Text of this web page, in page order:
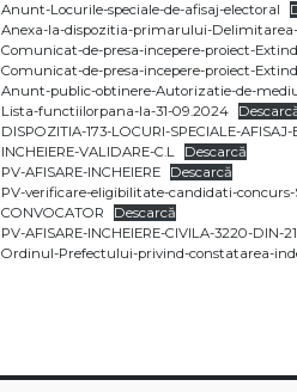
Anunt-Locurile-speciale-de-afisaj-electoral
Anexa-la-dispozitia-primarului-
Comunicat-de-presa-incepere-proiect-
Comunicat-de-presa-incepere-proiect-
Anunt-public-obtinere-Autorizatie-de-
Lista-functiilorpana-la-31-09.2024
DISPOZITIA-173-LOCURI-SPECIALE-AFISAJ-
INCHEIERE-VALIDARE-C.L
Descarcă
PV-AFISARE-INCHEIERE
Descarcă
PV-verificare-eligibilitate-candidati-concurs-
CONVOCATOR
Descarcă
PV-AFISARE-INCHEIERE-CIVILA-3220-DIN-
Ordinul-Prefectului-privind-constatarea-